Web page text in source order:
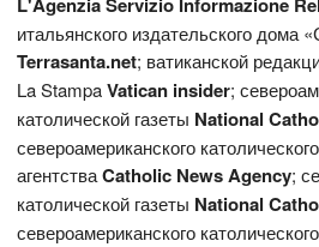
L'Agenzia Servizio Informazione
итальянского издательского дома
Terrasanta.net; ватиканской
La StampaVatican insider;
католической газеты National
североамериканского
агентстваCatholic News Agency;
католической газеты National
североамериканского